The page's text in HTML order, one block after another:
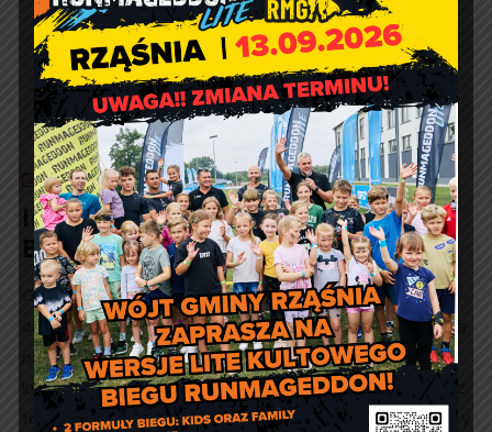
31 lipca 2026 Artur Ruka
Integracyjny mecz piłki nożnej w
Broszęcinie
Gminna Biblioteka Publiczna w Rząśni, Filia w Kodraniu
oraz Ochotnicza Straż Pożarna w Broszęcinie zapraszają
na Integracyjny Mecz Piłki Nożnej „Dzieci – Dorośli”.
Impreza będzie się w najbliższą sobotę 1 sierpnia od godz.
16.00 na boisku w Broszęcinie. W programie Organizatorzy